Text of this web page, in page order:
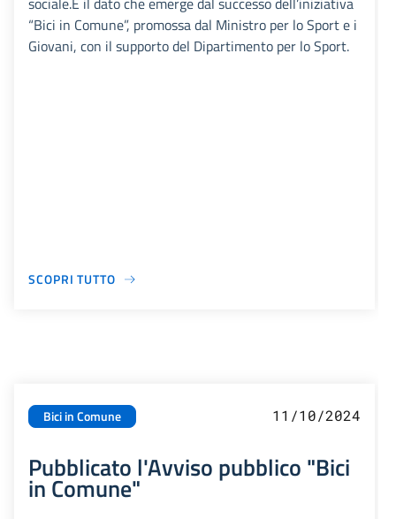
“Bici in Comune”, promossa dal Ministro per lo Sport e i
Giovani, con il supporto del Dipartimento per lo Sport.
SCOPRI TUTTO
Bici in Comune 11/10/2024
Pubblicato l'Avviso pubblico "Bici
in Comune"